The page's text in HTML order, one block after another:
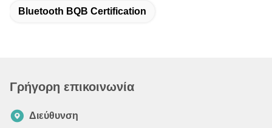
Bluetooth BQB Certification
Γρήγορη επικοινωνία
Διεύθυνση